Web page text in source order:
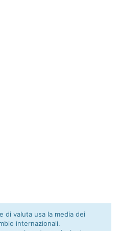
di valuta usa la media dei
internazionali.